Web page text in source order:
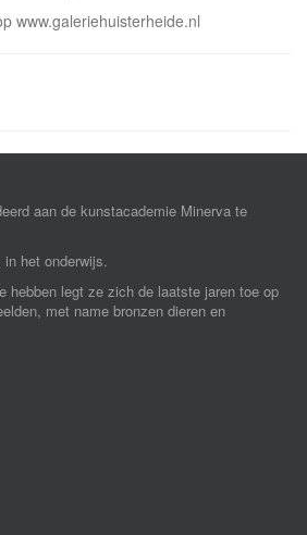
www.galeriehuisterheide.nl
aan de kunstacademie Minerva te
het onderwijs.
hebben legt ze zich de laatste jaren toe op
met name bronzen dieren en